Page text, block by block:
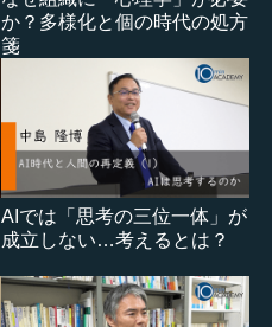
か？多様化と個の時代の処方
箋
AIでは「思考の三位一体」が
成立しない…考えるとは？